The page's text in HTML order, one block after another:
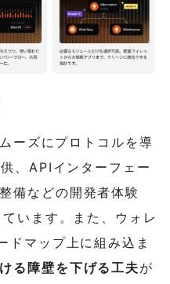
ーズにプロトコルを導
、APIインターフェー
備などの開発者体験
います。また、ウォレ
ドマップ上に組み込ま
る障壁を下げる工夫が